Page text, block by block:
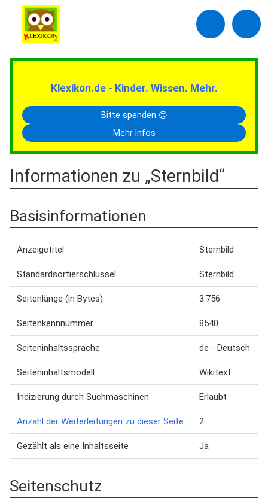
Klexikon.de - Kinder. Wissen. Mehr.
Bitte spenden 😊
Mehr Infos
Informationen zu „Sternbild“
Basisinformationen
Anzeigetitel Sternbild
Standardsortierschlüssel Sternbild
Seitenlänge (in Bytes) 3.756
Seitenkennnummer 8540
Seiteninhaltssprache de - Deutsch
Seiteninhaltsmodell Wikitext
Indizierung durch Suchmaschinen Erlaubt
Anzahl der Weiterleitungen zu dieser Seite 2
Gezählt als eine Inhaltsseite Ja
Seitenschutz